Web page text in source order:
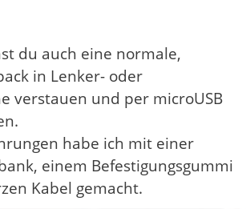
du auch eine normale,
in Lenker- oder
verstauen und per microUSB
habe ich mit einer
einem Befestigungsgummi
Kabel gemacht.